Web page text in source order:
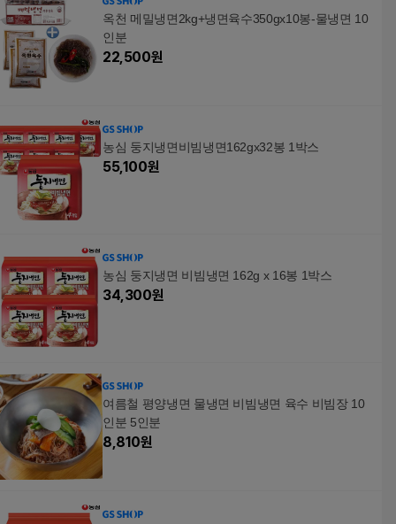
옥천 메밀냉면2kg+냉면육수350gx10봉-물냉면 10
인분
22,500원
농심 둥지냉면비빔냉면162gx32봉 1박스
55,100원
농심 둥지냉면 비빔냉면 162g x 16봉 1박스
34,300원
여름철 평양냉면 물냉면 비빔냉면 육수 비빔장 10
인분 5인분
8,810원